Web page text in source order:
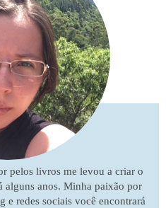
pelos livros me levou a criar o
alguns anos. Minha paixão por
e redes sociais você encontrará